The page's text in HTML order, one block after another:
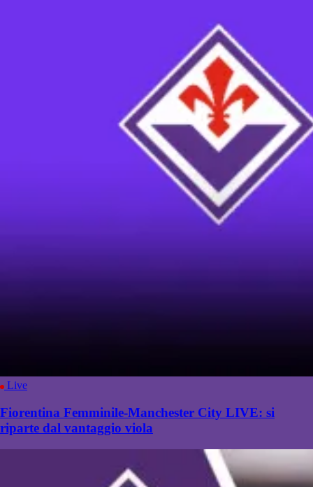
Live
Fiorentina Femminile-Manchester City LIVE: si
riparte dal vantaggio viola